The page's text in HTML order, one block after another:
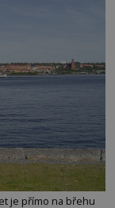
je přímo na břehu